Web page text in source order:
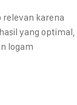
karena
yang optimal,
logam